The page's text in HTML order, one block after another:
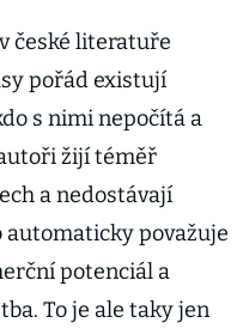
české literatuře
pořád existují
s nimi nepočítá a
žijí téměř
a nedostávají
automaticky považuje
potenciál a
To je ale taky jen